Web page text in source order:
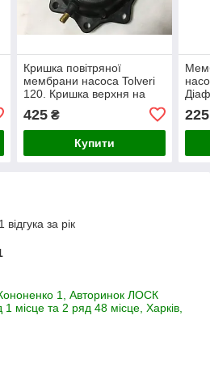
Кришка повітряної
мембрани насоса Tolveri
120. Кришка верхня на
425₴
Купити
225
за рік
1, Авторинок ЛОСК
місце та 2 ряд 48 місце, Харків,